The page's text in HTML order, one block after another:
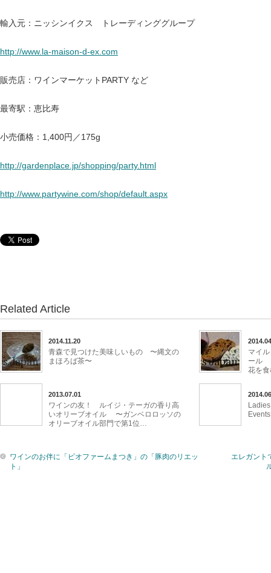
輸入元：ニッシンイクス トレーディンググループ
http://www.la-maison-d-ex.com
販売店：ワインマーケットPARTY など
最寄駅：恵比寿
小売価格：1,400円／175g
http://gardenplace.jp/shopping/party.html
http://www.partywine.com/shop/default.aspx
Related Article
2014.11.20
青森で見つけた美味しいもの 〜縄文の
まほろば茶〜
マイ
ール
花を
2013.07.01
ワインの友！ ルイジ・テーガの香り高
いオリーブオイル 〜ガンベロロッソの
オリーブオイル部門で第1位…
ワインのお伴に「ビオファームまつき」の「豚肉のリエッ
ト」
エレガント